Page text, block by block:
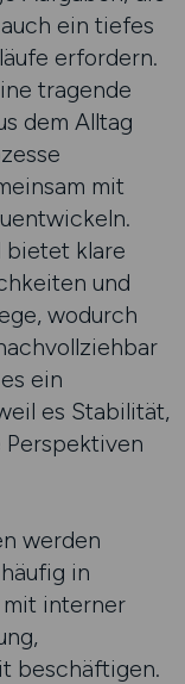
ein tiefes
erfordern.
tragende
dem Alltag
mit
bietet klare
und
wodurch
ein
es Stabilität,
werden
in
mit interner
beschäftigen.